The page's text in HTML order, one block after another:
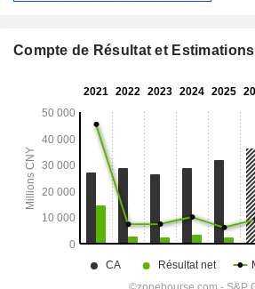
Compte de Résultat et Estimations